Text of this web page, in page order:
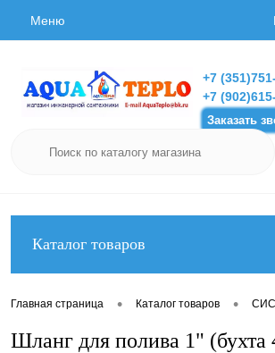
Меню
+7
+7
Заказать
Каталог товаров
Главная страница • Каталог товаров •
Шланг для полива 1"